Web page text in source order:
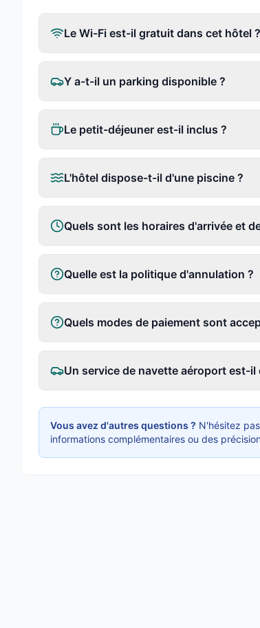
Le Wi-Fi est-il gratuit dans cet hôtel ?
Y a-t-il un parking disponible ?
Le petit-déjeuner est-il inclus ?
L'hôtel dispose-t-il d'une piscine ?
Quels sont les horaires d'arrivée et
Quelle est la politique d'annulation ?
Quels modes de paiement sont
Un service de navette aéroport est-il
Vous avez d'autres questions ? N'hésitez
informations complémentaires ou des